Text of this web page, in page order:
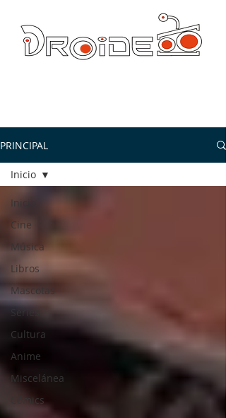
PRINCIPAL
Inicio
Cine
Música
Libros
Mascotas
Series
Cultura
Anime
Miscelánea
Cómics
Inicio